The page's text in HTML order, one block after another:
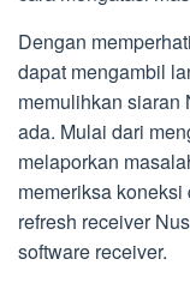
Dengan
dapat mengambil
memulihkan siaran
ada. Mulai dari
melaporkan
memeriksa
refresh receiver
software receiver.